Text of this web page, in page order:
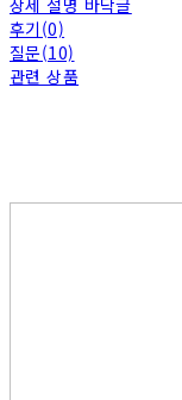
상세 설명 바닥글
후기(0)
질문(10)
관련 상품